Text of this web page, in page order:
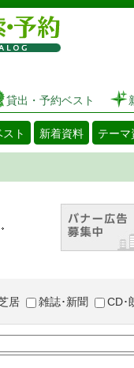
図書館 蔵
貸出・予約ベスト
ト 新着資料 テーマ
ます。 広告(バ
居 雑誌･新聞 CD･